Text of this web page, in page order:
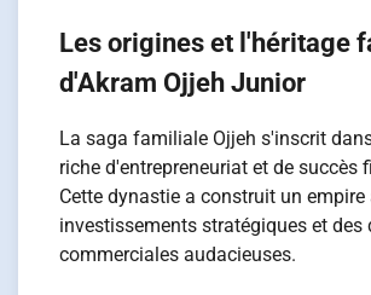
Les origines et l'héritage
d'Akram Ojjeh Junior
La saga familiale Ojjeh s'inscrit
riche d'entrepreneuriat et de succès
Cette dynastie a construit un empire
investissements stratégiques et des
commerciales audacieuses.